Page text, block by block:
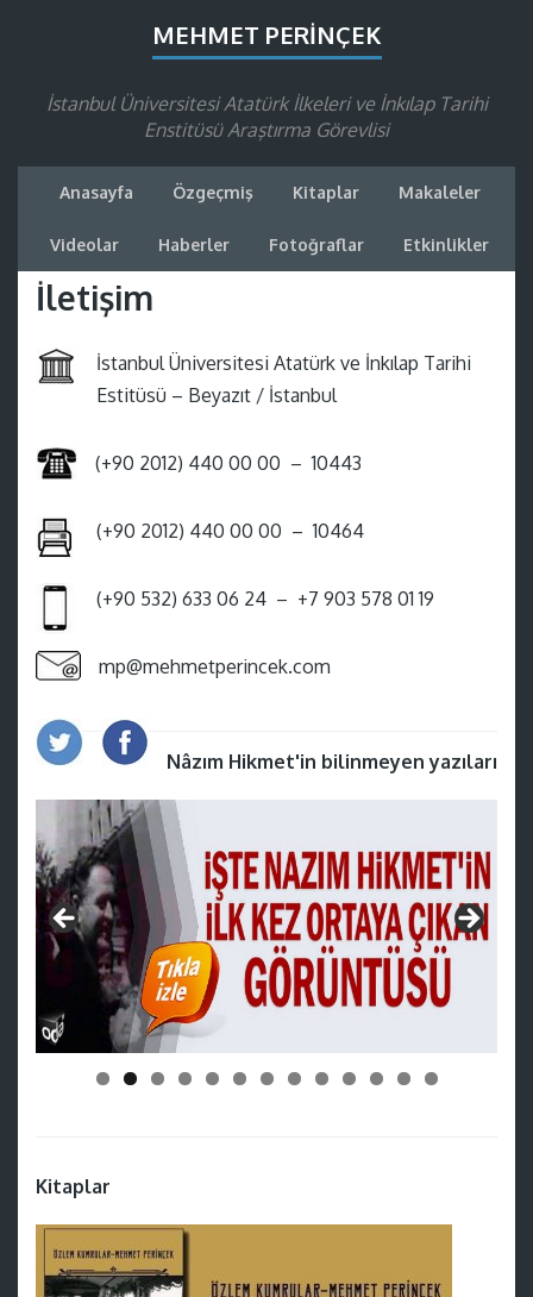
MEHMET PERINÇEK
İstanbul Üniversitesi Atatürk İlkeleri ve İnkılap Tarihi
Enstitüsü Araştırma Görevlisi
Anasayfa Özgeçmiş Kitaplar Makaleler
Videolar Haberler Fotoğraflar Etkinlikler
İletişim
İstanbul Üniversitesi Atatürk ve İnkılap Tarihi
Estitüsü – Beyazıt / İstanbul
(+90 2012) 440 00 00 – 10443
(+90 2012) 440 00 00 – 10464
(+90 532) 633 06 24 – +7 903 578 01 19
mp@mehmetperincek.com
Nâzım Hikmet'in bilinmeyen yazıları
Kitaplar